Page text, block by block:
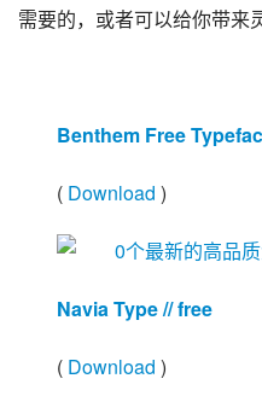
需要的，或者可以给你带来
Benthem Free
( Download )
Navia Type // free
( Download )